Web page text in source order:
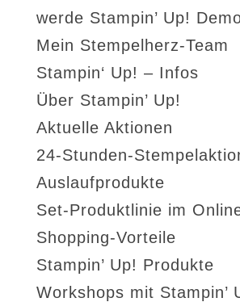
werde Stampin’ Up!
Mein Stempelherz-Team
Stampin‘ Up! – Infos
Über Stampin’ Up!
Aktuelle Aktionen
24-Stunden-
Auslaufprodukte
Set-Produktlinie im
Shopping-Vorteile
Stampin’ Up! Produkte
Workshops mit Stampin’